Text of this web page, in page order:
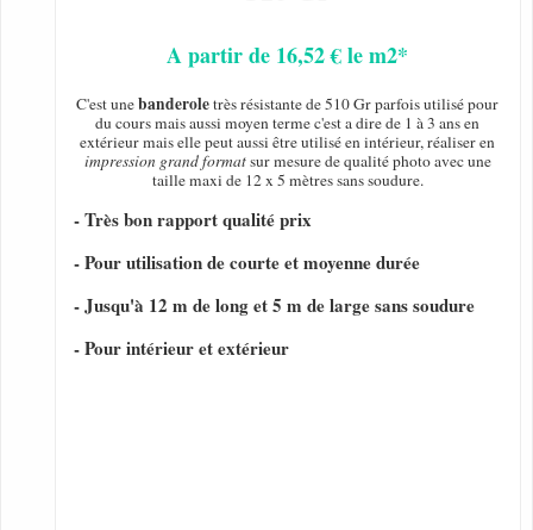
A partir de 16,52 € le m2*
C'est unebanderoletrès résistante de 510 Gr parfois utilisé pour
du cours mais aussi moyen terme c'est a dire de 1 à 3 ans en
extérieur mais elle peut aussi être utilisé en intérieur, réaliser en
impression grand formatsur mesure de qualité photo avec une
taille maxi de 12 x 5 mètres sans soudure.
- Très bon rapport qualité prix
- Pour utilisation de courte et moyenne durée
- Jusqu'à 12 m de long et 5 m de large sans soudure
- Pour intérieur et extérieur